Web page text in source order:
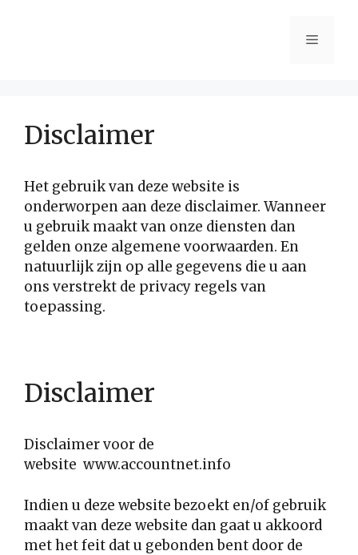
Menu
Disclaimer
Het gebruik van deze website is
onderworpen aan deze disclaimer. Wanneer
u gebruik maakt van onze diensten dan
gelden onze algemene voorwaarden. En
natuurlijk zijn op alle gegevens die u aan
ons verstrekt de privacy regels van
toepassing.
Disclaimer
Disclaimer voor de
website www.accountnet.info
Indien u deze website bezoekt en/of gebruik
maakt van deze website dan gaat u akkoord
met het feit dat u gebonden bent door de